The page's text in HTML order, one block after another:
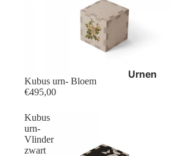
Urnen
Kubus urn- Bloem
€495,00
Kubus
urn-
Vlinder
zwart